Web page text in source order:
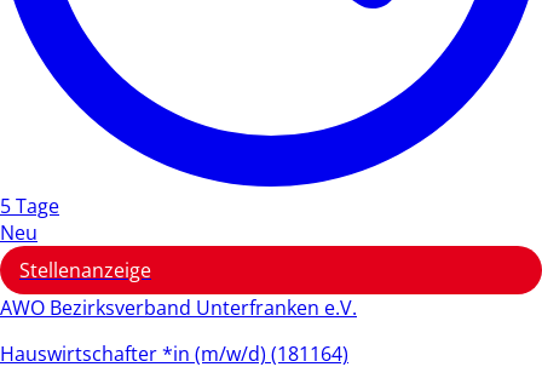
5 Tage
Neu
Stellenanzeige
AWO Bezirksverband Unterfranken e.V.
Hauswirtschafter *in (m/w/d) (181164)